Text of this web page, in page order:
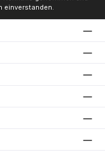
einverstanden.